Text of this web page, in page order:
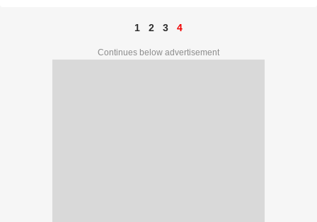
1 2 3 4
Continues below advertisement